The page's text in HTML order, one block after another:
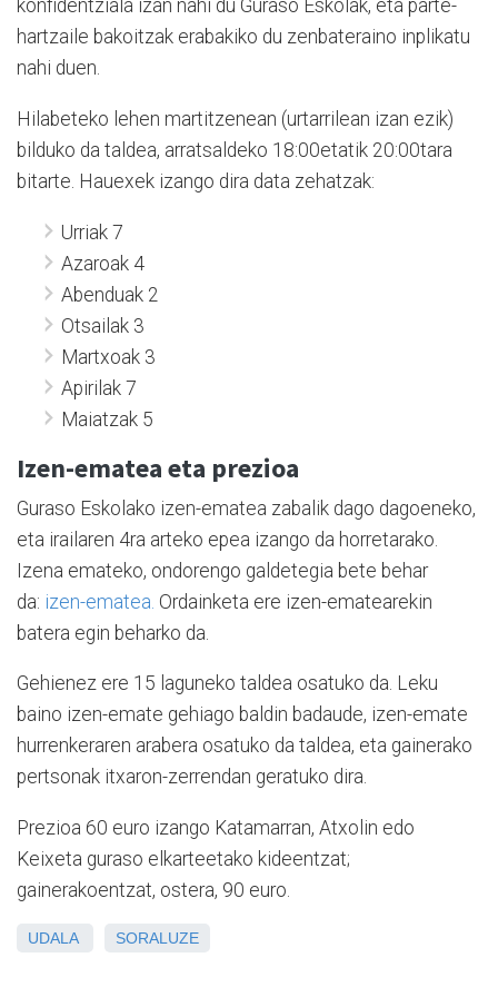
konfidentziala izan nahi du Guraso Eskolak, eta parte-
hartzaile bakoitzak erabakiko du zenbateraino inplikatu
nahi duen.
Hilabeteko lehen martitzenean (urtarrilean izan ezik)
bilduko da taldea, arratsaldeko 18:00etatik 20:00tara
bitarte. Hauexek izango dira data zehatzak:
Urriak 7
Azaroak 4
Abenduak 2
Otsailak 3
Martxoak 3
Apirilak 7
Maiatzak 5
Izen-ematea eta prezioa
Guraso Eskolako izen-ematea zabalik dago dagoeneko,
eta irailaren 4ra arteko epea izango da horretarako.
Izena emateko, ondorengo galdetegia bete behar
da: izen-ematea. Ordainketa ere izen-ematearekin
batera egin beharko da.
Gehienez ere 15 laguneko taldea osatuko da. Leku
baino izen-emate gehiago baldin badaude, izen-emate
hurrenkeraren arabera osatuko da taldea, eta gainerako
pertsonak itxaron-zerrendan geratuko dira.
Prezioa 60 euro izango Katamarran, Atxolin edo
Keixeta guraso elkarteetako kideentzat;
gainerakoentzat, ostera, 90 euro.
UDALA SORALUZE